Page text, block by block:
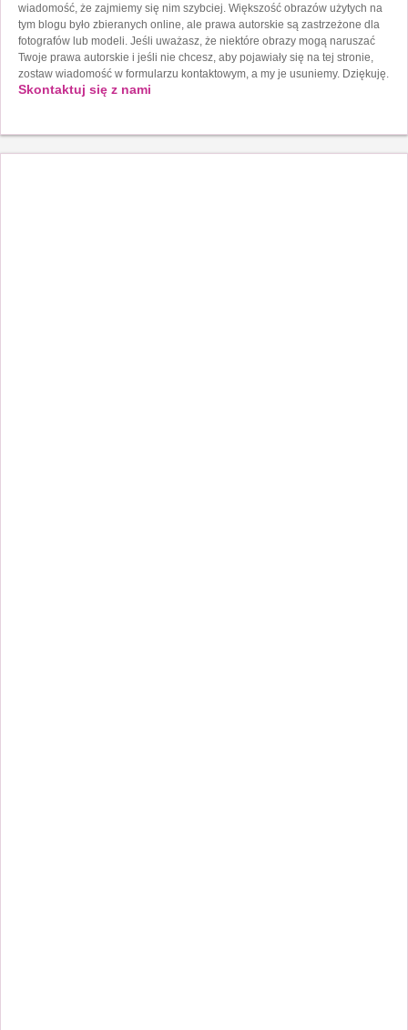
wiadomość, że zajmiemy się nim szybciej. Większość obrazów użytych na
tym blogu było zbieranych online, ale prawa autorskie są zastrzeżone dla
fotografów lub modeli. Jeśli uważasz, że niektóre obrazy mogą naruszać
Twoje prawa autorskie i jeśli nie chcesz, aby pojawiały się na tej stronie,
zostaw wiadomość w formularzu kontaktowym, a my je usuniemy. Dziękuję.
Skontaktuj się z nami